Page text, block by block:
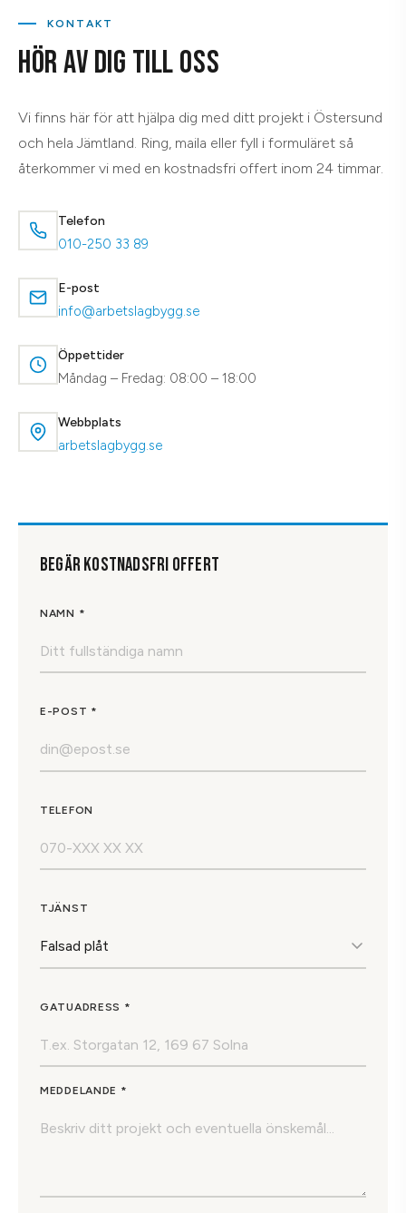
KONTAKT
HÖR AV DIG TILL OSS
Vi finns här för att hjälpa dig med ditt projekt i Östersund
och hela Jämtland. Ring, maila eller fyll i formuläret så
återkommer vi med en kostnadsfri offert inom 24 timmar.
Telefon
010-250 33 89
E-post
info@arbetslagbygg.se
Öppettider
Måndag – Fredag: 08:00 – 18:00
Webbplats
arbetslagbygg.se
BEGÄR KOSTNADSFRI OFFERT
NAMN *
E-POST *
TELEFON
TJÄNST
GATUADRESS *
MEDDELANDE *